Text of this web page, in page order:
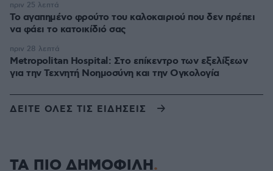
Το αγαπημένο φρούτο του καλοκαιριού που δεν πρέπει
να φάει το κατοικίδιό σας
πριν 25 λεπτά
Metropolitan Hospital: Στο επίκεντρο των εξελίξεων
για την Τεχνητή Νοημοσύνη και την Ογκολογία
πριν 28 λεπτά
ΔΕΙΤΕ ΟΛΕΣ ΤΙΣ ΕΙΔΗΣΕΙΣ
ΤΑ ΠΙΟ ΔΗΜΟΦΙΛΗ